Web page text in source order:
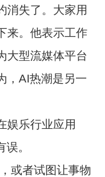
失了。大家用
来。他表示工作
大型流媒体平台
，AI热潮是另一
乐行业应用
。
或者试图让事物